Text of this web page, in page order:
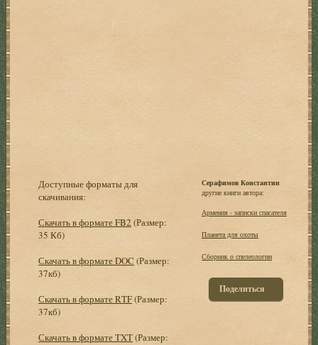
Доступные форматы для
скачивания:
Скачать в формате FB2 (Размер:
35 Кб)
Скачать в формате DOC (Размер:
37кб)
Скачать в формате RTF(Размер:
37кб)
Скачать в формате TXT(Размер:
Серафимов Константин
другие книги автора:
Армения - записки спасателя
Планета для охоты
Сборник о спелеологии
Поделиться